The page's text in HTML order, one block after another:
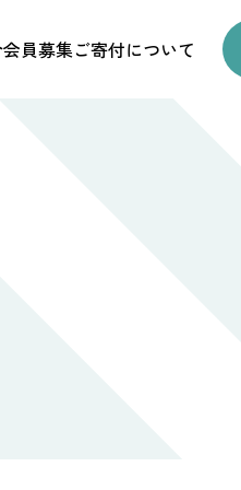
会員募集ご寄付について